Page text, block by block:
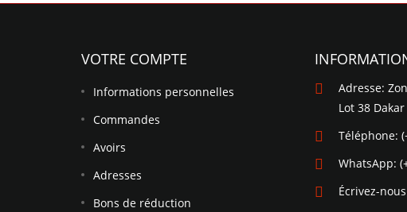
VOTRE COMPTE
Informations personnelles
Commandes
Avoirs
Adresses
Bons de réduction
Adresse:
Lot 38
Téléphone:
WhatsApp:
Écrivez-